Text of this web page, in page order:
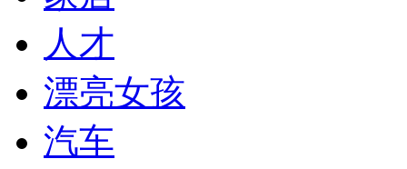
人才
漂亮女孩
汽车